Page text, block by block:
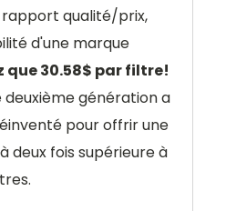
rapport qualité/prix,
d'une marque
que 30.58$ par filtre!
génération a
pour offrir une
deux fois supérieure à